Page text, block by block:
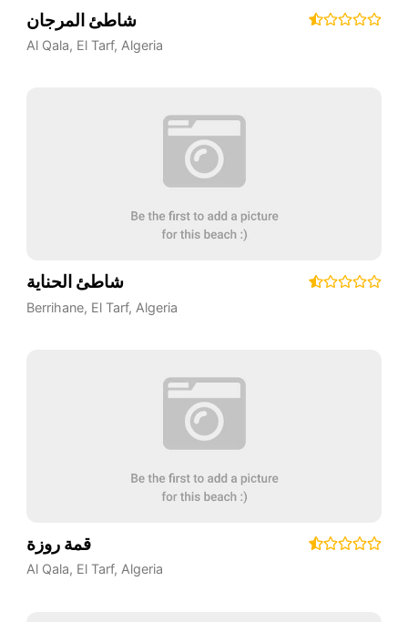
شاطئ المرجان
Al Qala, El Tarf, Algeria
شاطئ الحناية
Berrihane, El Tarf, Algeria
قمة روزة
Al Qala, El Tarf, Algeria